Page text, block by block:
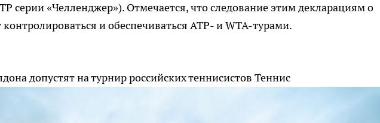
серии «Челленджер»). Отмечается, что следование этим декларациям о
и обеспечиваться ATP- и WTA-турами.
допустят на турнир российских теннисистов Теннис